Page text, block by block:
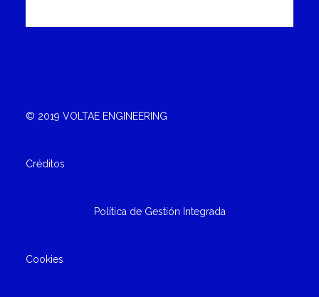
© 2019 VOLTAE ENGINEERING
Créditos
Política de Gestión Integrada
Cookies